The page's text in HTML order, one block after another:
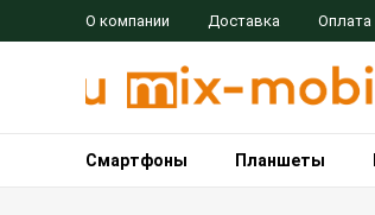
О компании Доставка Оплата
Смартфоны Планшеты